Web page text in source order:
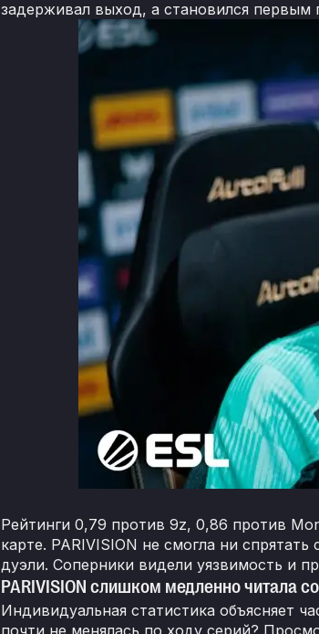
задерживал выход, а становился
Рейтинги 0,79 против 9z, 0,86 против
карте. PARIVISION не смогла ни
дуэли. Соперники видели уязвимость и
PARIVISION слишком медленно читала
Индивидуальная статистика объясняет
почти не менялась по ходу серий?